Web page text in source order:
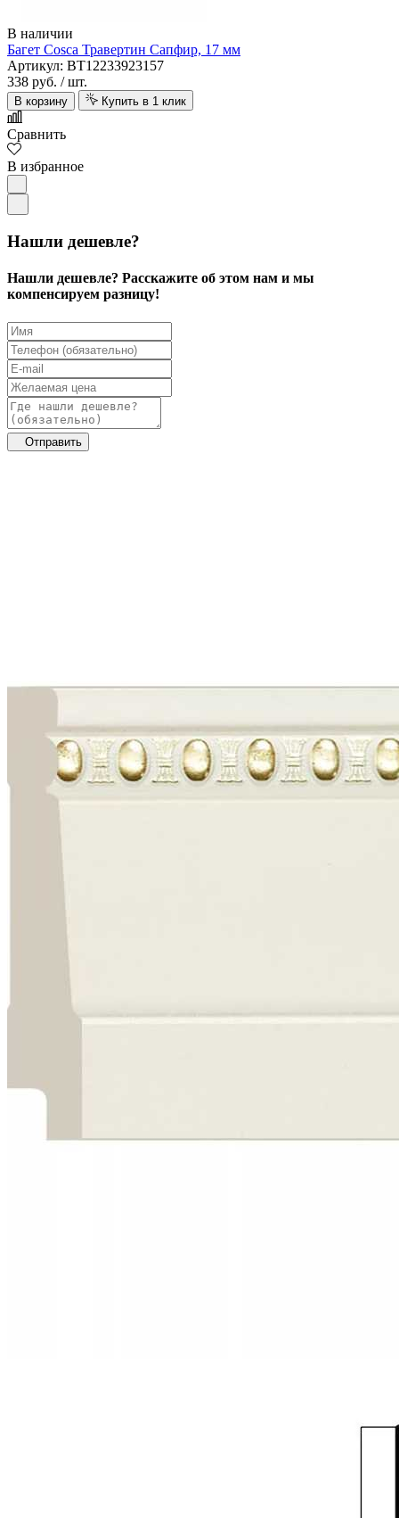
В наличии
Багет Cosca Травертин Сапфир, 17 мм
Артикул: BT12233923157
338 руб. / шт.
В корзину Купить в 1 клик
Сравнить
В избранное
Нашли дешевле?
Нашли дешевле? Расскажите об этом нам и мы
компенсируем разницу!
Отправить